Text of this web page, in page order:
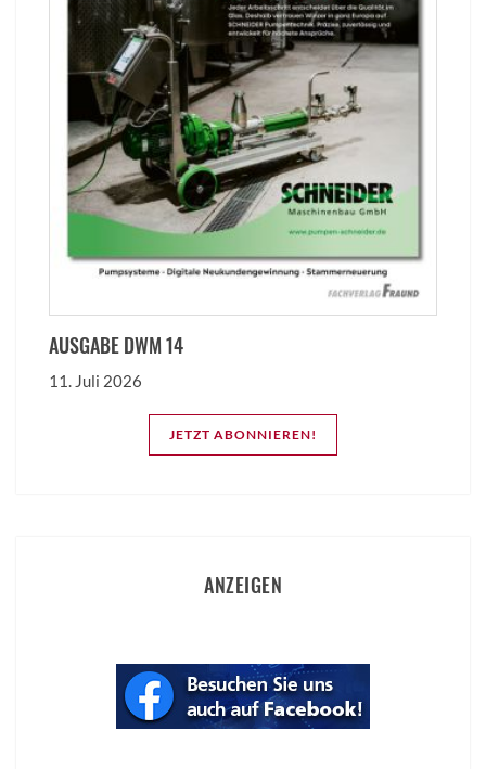
AUSGABE DWM 14
11. Juli 2026
JETZT ABONNIEREN!
ANZEIGEN